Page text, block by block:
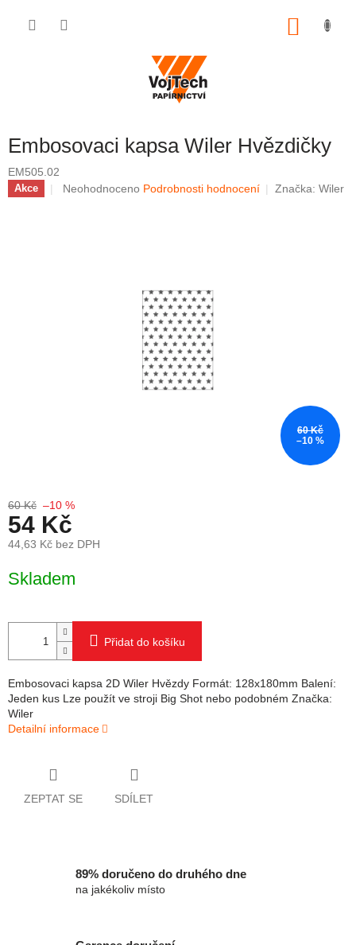
Embosovaci kapsa Wiler Hvězdičky
EM505.02
Akce Průměrné hodnocení produktu je 0,0 z 5 hvězdiček.
Neohodnoceno Podrobnosti hodnocení Značka: Wiler
60 Kč
–10 %
60 Kč –10 %
54 Kč
44,63 Kč bez DPH
Skladem
Přidat do košíku
Embosovaci kapsa 2D Wiler Hvězdy Formát: 128x180mm Balení:
Jeden kus Lze použít ve stroji Big Shot nebo podobném Značka:
Wiler
Detailní informace
ZEPTAT SE SDÍLET
89% doručeno do druhého dne
na jakékoliv místo